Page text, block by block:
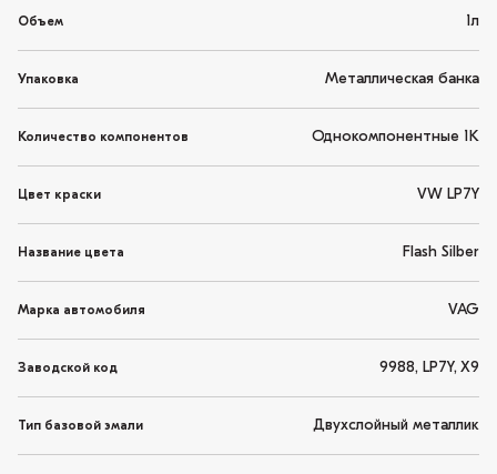
Объем 1л
Упаковка Металлическая банка
Количество компонентов Однокомпонентные 1K
Цвет краски VW LP7Y
Название цвета Flash Silber
Марка автомобиля VAG
Заводской код 9988, LP7Y, X9
Тип базовой эмали Двухслойный металлик